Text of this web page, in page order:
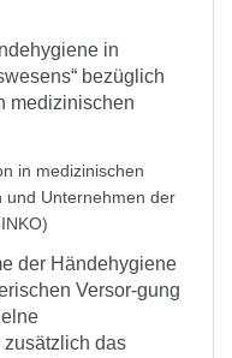
in
bezüglich
medizinischen
in medizinischen
und Unternehmen der
der Händehygiene
Versor-gung
zusätzlich das